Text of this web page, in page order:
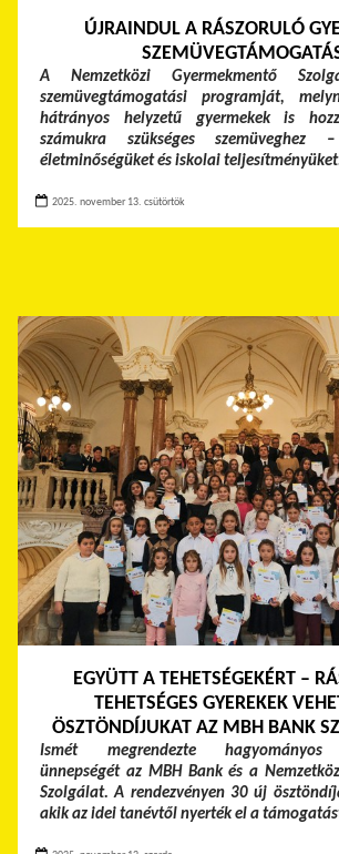
ÚJRAINDUL A RÁSZORULÓ
A Nemzetközi Gyermekmentő
szemüvegtámogatási programját,
hátrányos helyzetű gyermekek is
számukra szükséges
életminőségüket és iskolai
2025. november 13. csütörtök
EGYÜTT A TEHETSÉGEKÉRT –
TEHETSÉGES GYEREKEK
ÖSZTÖNDÍJUKAT AZ MBH BANK
Ismét megrendezte hagyományos
ünnepségét az MBH Bank és a
Szolgálat. A rendezvényen 30 új
akik az idei tanévtől nyerték el a